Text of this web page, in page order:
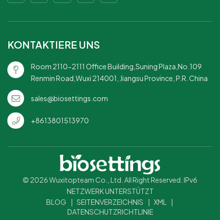
Einwegartikel – einfach zu
Zusammenkünften
ist.Stabile Konstruktion –
stark genug, um eine Vielzahl
von Lebensmitteln und
Soßen aufzunehmen, ohne
sich zu verbiegen oder
auszulaufen.Elegante
Lebensmittelpräsentation
eine raffinierte Note,
geeignet für ungezwungene
und formelle
Anlässe.Vielseitig einsetzbar
– ideal für Partys, Catering
und andere Veranstaltungen,
KONTAKTIERE UNS
Room 2110-2111 Office Building,Suning Plaza,No.109
Renmin Road,Wuxi 214001, Jiangsu Province, P.R. China
sales@biosettings.com
+8613801513970
© 2026 Wuxitopteam Co., Ltd. All Right Reserved. IPv6
NETZWERK UNTERSTÜTZT
BLOG
SEITENVERZEICHNIS XML
DATENSCHUTZRICHTLINIE